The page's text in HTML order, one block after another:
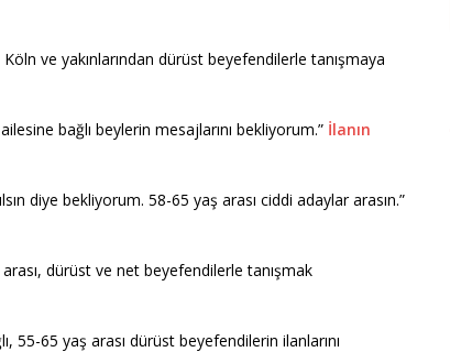
ve yakınlarından dürüst beyefendilerle tanışmaya
bağlı beylerin mesajlarını bekliyorum.” İlanın
diye bekliyorum. 58-65 yaş arası ciddi adaylar arasın.”
dürüst ve net beyefendilerle tanışmak
55-65 yaş arası dürüst beyefendilerin ilanlarını